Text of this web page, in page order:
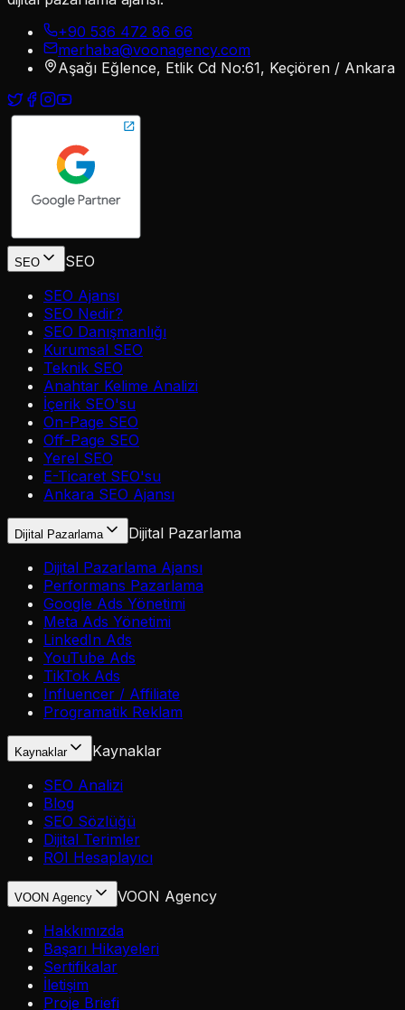
+90 536 472 86 66
merhaba@voonagency.com
Aşağı Eğlence, Etlik Cd No:61, Keçiören / Ankara
SEO
SEO
SEO Ajansı
SEO Nedir?
SEO Danışmanlığı
Kurumsal SEO
Teknik SEO
Anahtar Kelime Analizi
İçerik SEO'su
On-Page SEO
Off-Page SEO
Yerel SEO
E-Ticaret SEO'su
Ankara SEO Ajansı
Dijital Pazarlama
Dijital Pazarlama
Dijital Pazarlama Ajansı
Performans Pazarlama
Google Ads Yönetimi
Meta Ads Yönetimi
LinkedIn Ads
YouTube Ads
TikTok Ads
Influencer / Affiliate
Programatik Reklam
Kaynaklar
Kaynaklar
SEO Analizi
Blog
SEO Sözlüğü
Dijital Terimler
ROI Hesaplayıcı
VOON Agency
VOON Agency
Hakkımızda
Başarı Hikayeleri
Sertifikalar
İletişim
Proje Briefi